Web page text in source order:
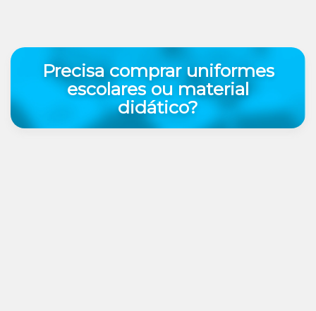
Precisa comprar uniformes
escolares ou material
didático?